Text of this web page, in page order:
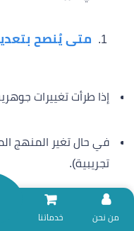
متى يُنصح
إذا طرأت تغييرات
في حال تغير المنهج
تجريبية).
عند اكتشاف أن
نلتزم بتقديم خدمات المساندة
خدماتنا
من نحن